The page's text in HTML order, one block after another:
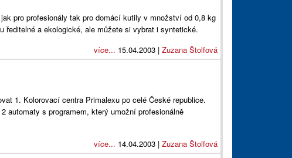
pro profesionály tak pro domácí kutily v množství od 0,8 kg
ředitelné a ekologické, ale můžete si vybrat i syntetické.
více... 15.04.2003 | Zuzana Štolfová
1. Kolorovací centra Primalexu po celé České republice.
automaty s programem, který umožní profesionálně
více... 14.04.2003 | Zuzana Štolfová